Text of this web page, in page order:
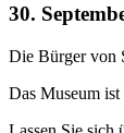
30.
Die Bürger von
Das Museum